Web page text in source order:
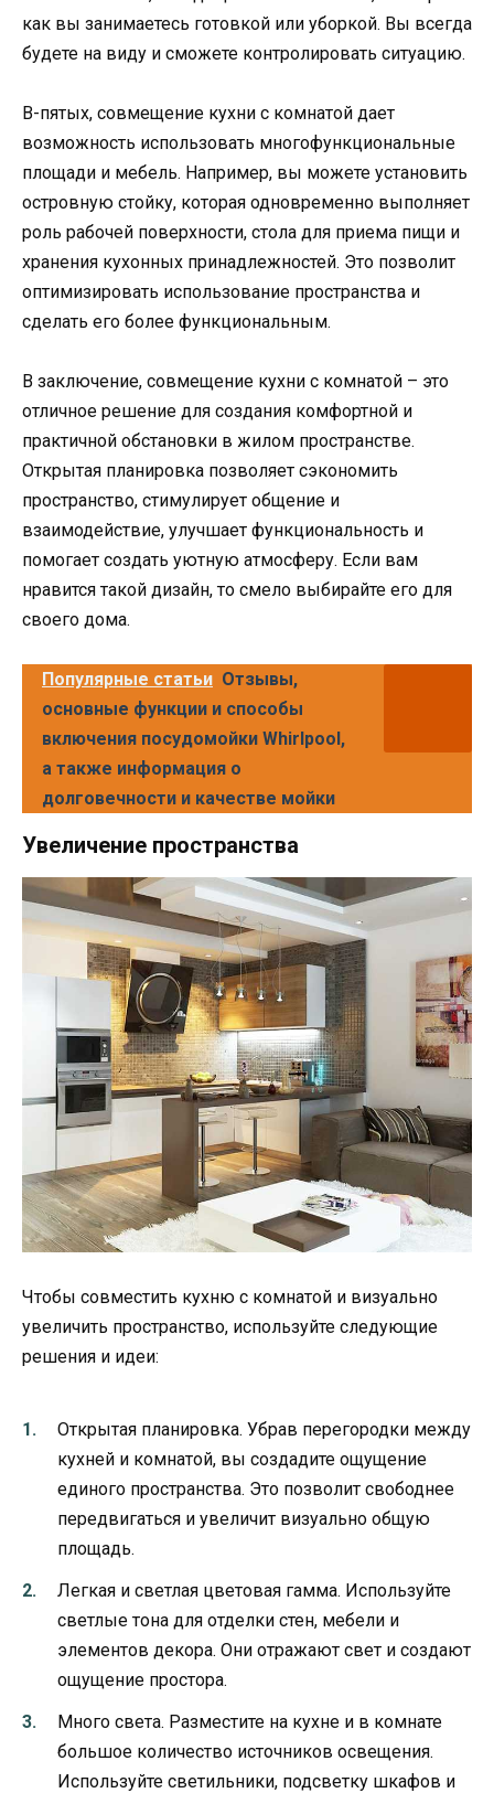
как вы занимаетесь готовкой или уборкой. Вы всегда
будете на виду и сможете контролировать ситуацию.
В-пятых, совмещение кухни с комнатой дает
возможность использовать многофункциональные
площади и мебель. Например, вы можете установить
островную стойку, которая одновременно выполняет
роль рабочей поверхности, стола для приема пищи и
хранения кухонных принадлежностей. Это позволит
оптимизировать использование пространства и
сделать его более функциональным.
В заключение, совмещение кухни с комнатой – это
отличное решение для создания комфортной и
практичной обстановки в жилом пространстве.
Открытая планировка позволяет сэкономить
пространство, стимулирует общение и
взаимодействие, улучшает функциональность и
помогает создать уютную атмосферу. Если вам
нравится такой дизайн, то смело выбирайте его для
своего дома.
Популярные статьи Отзывы,
основные функции и способы
включения посудомойки Whirlpool,
а также информация о
долговечности и качестве мойки
Увеличение пространства
Чтобы совместить кухню с комнатой и визуально
увеличить пространство, используйте следующие
решения и идеи:
Открытая планировка. Убрав перегородки между
кухней и комнатой, вы создадите ощущение
единого пространства. Это позволит свободнее
передвигаться и увеличит визуально общую
площадь.
Легкая и светлая цветовая гамма. Используйте
светлые тона для отделки стен, мебели и
элементов декора. Они отражают свет и создают
ощущение простора.
Много света. Разместите на кухне и в комнате
большое количество источников освещения.
Используйте светильники, подсветку шкафов и